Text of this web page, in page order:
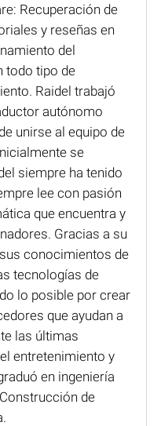
Recuperación de
y reseñas en
del
todo tipo de
Raidel trabajó
autónomo
unirse al equipo de
se
siempre ha tenido
lee con pasión
que encuentra y
Gracias a su
conocimientos de
tecnologías de
lo posible por crear
que ayudan a
las últimas
entretenimiento y
en ingeniería
de